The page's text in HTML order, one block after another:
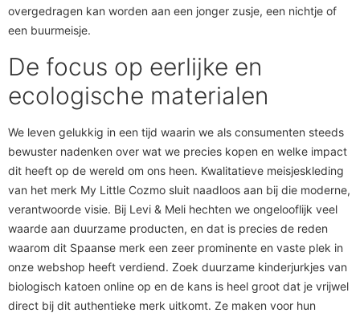
overgedragen kan worden aan een jonger zusje, een nichtje of
een buurmeisje.
De focus op eerlijke en
ecologische materialen
We leven gelukkig in een tijd waarin we als consumenten steeds
bewuster nadenken over wat we precies kopen en welke impact
dit heeft op de wereld om ons heen. Kwalitatieve meisjeskleding
van het merk My Little Cozmo sluit naadloos aan bij die moderne,
verantwoorde visie. Bij Levi & Meli hechten we ongelooflijk veel
waarde aan duurzame producten, en dat is precies de reden
waarom dit Spaanse merk een zeer prominente en vaste plek in
onze webshop heeft verdiend. Zoek duurzame kinderjurkjes van
biologisch katoen online op en de kans is heel groot dat je vrijwel
direct bij dit authentieke merk uitkomt. Ze maken voor hun